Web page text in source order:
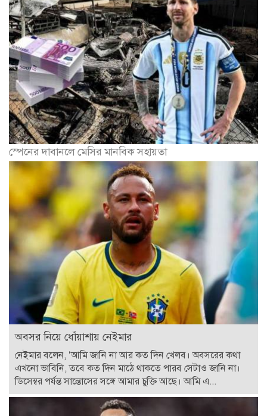
স্পেনের দাবানলে মেসির মানবিক সহায়তা
অবসর নিয়ে ধোঁয়াশায় নেইমার
নেইমার বলেন, ‘আমি জানি না আর কত দিন খেলব। অবসরের কথা
এখনো ভাবিনি, তবে কত দিন মাঠে থাকতে পারব সেটাও জানি না।
ডিসেম্বর পর্যন্ত সান্তোসের সঙ্গে আমার চুক্তি আছে। আমি এ...